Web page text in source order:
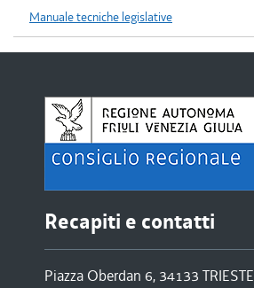
Manuale tecniche legislative
Recapiti e contatti
Piazza Oberdan 6, 34133 TRIESTE